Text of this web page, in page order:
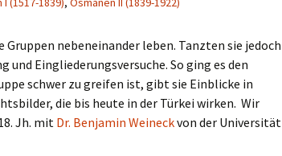
Gruppen nebeneinander leben. Tanzten sie jedoch
und Eingliederungsversuche. So ging es den
schwer zu greifen ist, gibt sie Einblicke in
die bis heute in der Türkei wirken. Wir
Jh. mit Dr. Benjamin Weineckvon der Universität